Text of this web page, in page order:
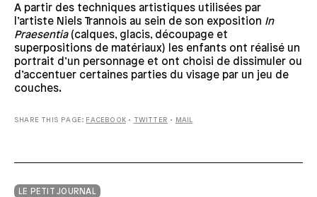
A partir des techniques artistiques utilisées par
l’artiste Niels Trannois au sein de son exposition In
Praesentia(calques, glacis, découpage et
superpositions de matériaux) les enfants ont réalisé un
portrait d’un personnage et ont choisi de dissimuler ou
d’accentuer certaines parties du visage par un jeu de
couches.
SHARE THIS PAGE: FACEBOOK • TWITTER • MAIL
LE PETIT JOURNAL